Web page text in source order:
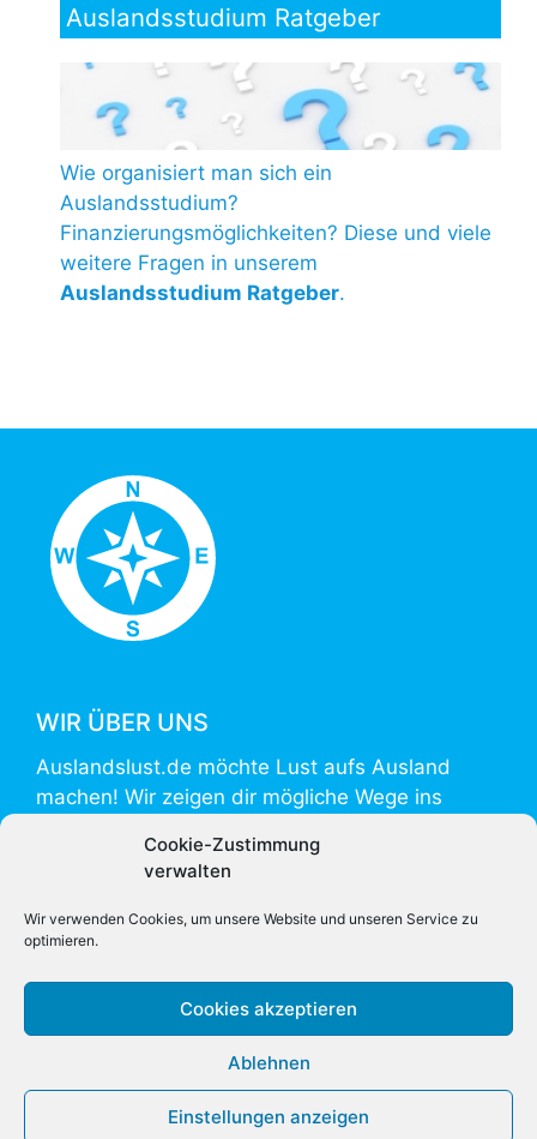
Cookie-Zustimmung
verwalten
Wir verwenden Cookies, um unsere Website und unseren Service zu
optimieren.
Cookies akzeptieren
Ablehnen
Einstellungen anzeigen
Auslandsstudium Ratgeber
Wie organisiert man sich ein
Auslandsstudium?
Finanzierungsmöglichkeiten? Diese und viele
weitere Fragen in unserem
Auslandsstudium Ratgeber.
WIR ÜBER UNS
Auslandslust.de möchte Lust aufs Ausland
machen! Wir zeigen dir mögliche Wege ins
Vorbereitung und Umsetzung.
Auslandslust.de is powered byweltweiser.
Copyright 2026 International Education Network GmbH & Co